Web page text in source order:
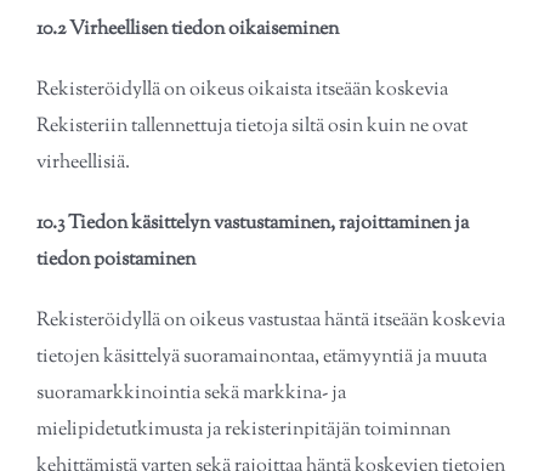
10.2 Virheellisen tiedon oikaiseminen
Rekisteröidyllä on oikeus oikaista itseään koskevia
Rekisteriin tallennettuja tietoja siltä osin kuin ne ovat
virheellisiä.
10.3 Tiedon käsittelyn vastustaminen, rajoittaminen ja
tiedon poistaminen
Rekisteröidyllä on oikeus vastustaa häntä itseään koskevia
tietojen käsittelyä suoramainontaa, etämyyntiä ja muuta
suoramarkkinointia sekä markkina- ja
mielipidetutkimusta ja rekisterinpitäjän toiminnan